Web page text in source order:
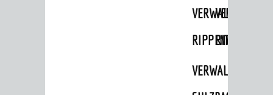
RIPPENWEIER